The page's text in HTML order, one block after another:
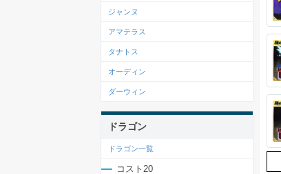
ジャンヌ
アマテラス
タナトス
オーディン
ダーウィン
ドラゴン
ドラゴン一覧
コスト20